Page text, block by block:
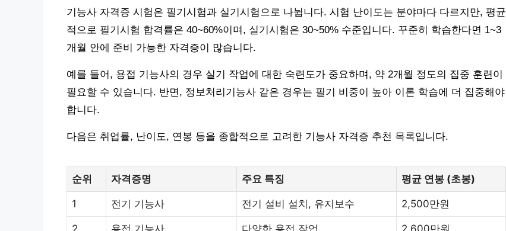
기능사 자격증 시험은 필기시험과 실기시험으로 나뉩니다. 시험 난이도는 분야마다 다르지만, 평균
적으로 필기시험 합격률은 40~60%이며, 실기시험은 30~50% 수준입니다. 꾸준히 학습한다면 1~3
개월 안에 준비 가능한 자격증이 많습니다.
예를 들어, 용접 기능사의 경우 실기 작업에 대한 숙련도가 중요하며, 약 2개월 정도의 집중 훈련이
필요할 수 있습니다. 반면, 정보처리기능사 같은 경우는 필기 비중이 높아 이론 학습에 더 집중해야
합니다.
다음은 취업률, 난이도, 연봉 등을 종합적으로 고려한 기능사 자격증 추천 목록입니다.
순위 자격증명 주요 특징 평균 연봉 (초봉)
1 전기 기능사 전기 설비 설치, 유지보수 2,500만원